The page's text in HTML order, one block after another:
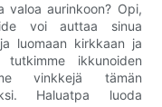
valoa aurinkoon? Opi,
voi auttaa sinua
luomaan kirkkaan ja
ikkunoiden
vinkkejä tämän
Haluatpa luoda